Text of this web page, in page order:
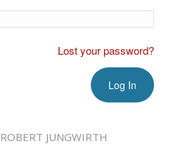
Lost your password?
ROBERT JUNGWIRTH